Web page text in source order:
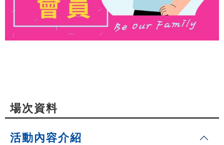
場次資料
活動內容介紹